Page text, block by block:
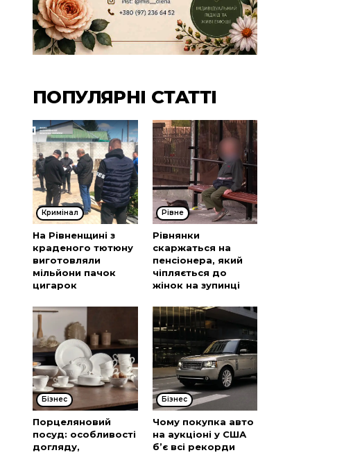
ПОПУЛЯРНІ СТАТТІ
Кримінал
На Рівненщині з
краденого тютюну
виготовляли
мільйони пачок
цигарок
Рівне
Рівнянки
скаржаться на
пенсіонера, який
чіпляється до
жінок на зупинці
Бізнес
Порцеляновий
посуд: особливості
догляду,
Бізнес
Чому покупка авто
на аукціоні у США
б’є всі рекорди